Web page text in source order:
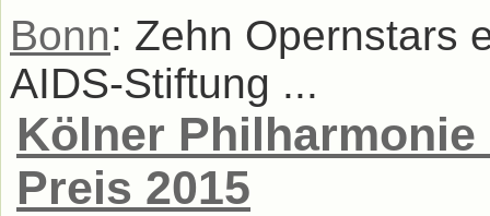
Bonn: Zehn Opernstars
AIDS-Stiftung ...
Kölner
Preis 2015